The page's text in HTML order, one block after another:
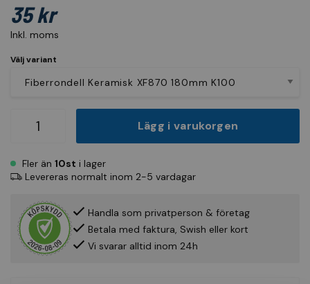
Inkl. moms
35 kr
Välj variant
Lägg i varukorgen
Fler än 10st i lager
Levereras normalt inom 2-5 vardagar
Handla som privatperson & företag
Betala med faktura, Swish eller kort
Vi svarar alltid inom 24h